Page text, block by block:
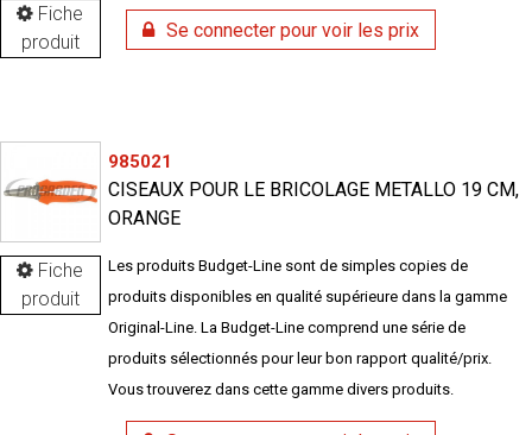
Fiche
produit
Se connecter pour voir les prix
Fiche
produit
985021
CISEAUX POUR LE BRICOLAGE METALLO 19 CM,
ORANGE
Les produits Budget-Line sont de simples copies de
produits disponibles en qualité supérieure dans la gamme
Original-Line. La Budget-Line comprend une série de
produits sélectionnés pour leur bon rapport qualité/prix.
Vous trouverez dans cette gamme divers produits.